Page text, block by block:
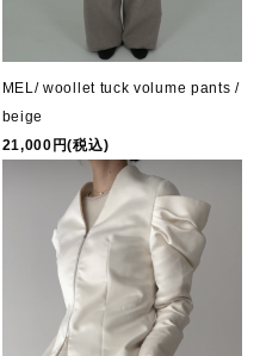
MEL/ woollet tuck volume pants /
beige
21,000円(税込)